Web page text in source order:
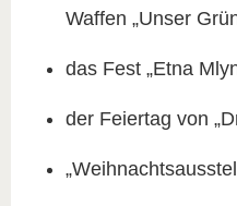
Waffen „Unser
das Fest „Etna
der Feiertag von